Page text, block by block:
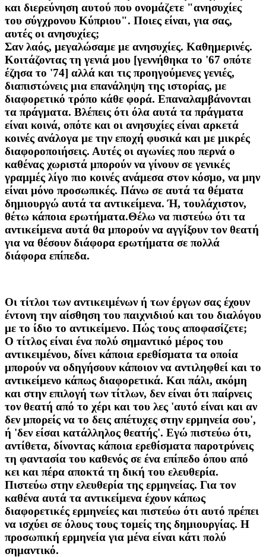
και διερεύνηση αυτού που ονομάζετε "ανησυχίες
του σύγχρονου Κύπριου". Ποιες είναι, για σας,
αυτές οι ανησυχίες;
Σαν λαός, μεγαλώσαμε με ανησυχίες. Καθημερινές.
Κοιτάζοντας τη γενιά μου [γεννήθηκα το '67 οπότε
έζησα το '74] αλλά και τις προηγούμενες γενιές,
διαπιστώνεις μια επανάληψη της ιστορίας, με
διαφορετικό τρόπο κάθε φορά. Επαναλαμβάνονται
τα πράγματα. Βλέπεις ότι όλα αυτά τα πράγματα
είναι κοινά, οπότε και οι ανησυχίες είναι αρκετά
κοινές ανάλογα με την εποχή φυσικά και με μικρές
διαφοροποιήσεις. Αυτές οι αγωνίες που περνά ο
καθένας χωριστά μπορούν να γίνουν σε γενικές
γραμμές λίγο πιο κοινές ανάμεσα στον κόσμο, να μην
είναι μόνο προσωπικές. Πάνω σε αυτά τα θέματα
δημιουργώ αυτά τα αντικείμενα. Ή, τουλάχιστον,
θέτω κάποια ερωτήματα.Θέλω να πιστεύω ότι τα
αντικείμενα αυτά θα μπορούν να αγγίξουν τον θεατή
για να θέσουν διάφορα ερωτήματα σε πολλά
διάφορα επίπεδα.
Οι τίτλοι των αντικειμένων ή των έργων σας έχουν
έντονη την αίσθηση του παιχνιδιού και του διαλόγου
με το ίδιο το αντικείμενο. Πώς τους αποφασίζετε;
Ο τίτλος είναι ένα πολύ σημαντικό μέρος του
αντικειμένου, δίνει κάποια ερεθίσματα τα οποία
μπορούν να οδηγήσουν κάποιον να αντιληφθεί και το
αντικείμενο κάπως διαφορετικά. Και πάλι, ακόμη
και στην επιλογή των τίτλων, δεν είναι ότι παίρνεις
τον θεατή από το χέρι και του λες 'αυτό είναι και αν
δεν μπορείς να το δεις απέτυχες στην ερμηνεία σου',
ή 'δεν είσαι κατάλληλος θεατής'. Εγώ πιστεύω ότι,
αντίθετα, δίνοντας κάποια ερεθίσματα παροτρύνεις
τη φαντασία του καθενός σε ένα επίπεδο όπου από
κει και πέρα αποκτά τη δική του ελευθερία.
Πιστεύω στην ελευθερία της ερμηνείας. Για τον
καθένα αυτά τα αντικείμενα έχουν κάπως
διαφορετικές ερμηνείες και πιστεύω ότι αυτό πρέπει
να ισχύει σε όλους τους τομείς της δημιουργίας. Η
προσωπική ερμηνεία για μένα είναι κάτι πολύ
σημαντικό.